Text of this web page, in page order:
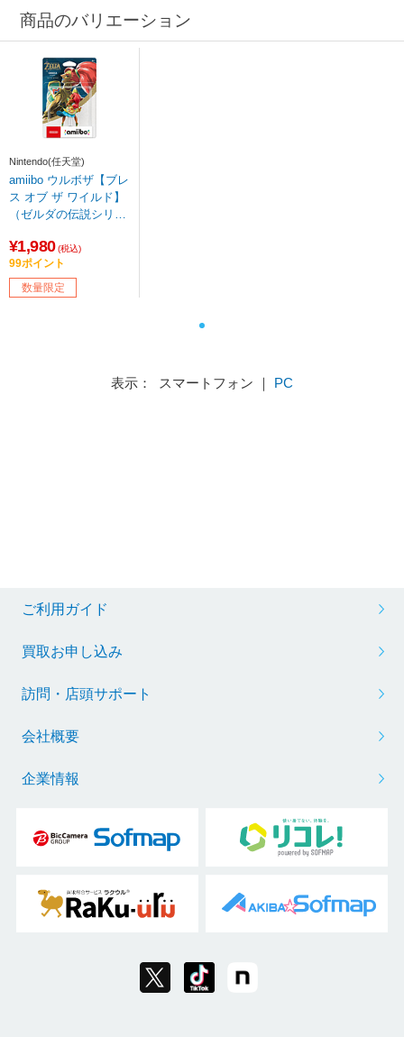
商品のバリエーション
Nintendo(任天堂)
amiibo ウルボザ【ブレ
ス オブ ザ ワイルド】
（ゼルダの伝説シリー
【sof001】
¥1,980 (税込)
99ポイント
数量限定
表示： スマートフォン ｜ PC
ご利用ガイド
買取お申し込み
訪問・店頭サポート
会社概要
企業情報